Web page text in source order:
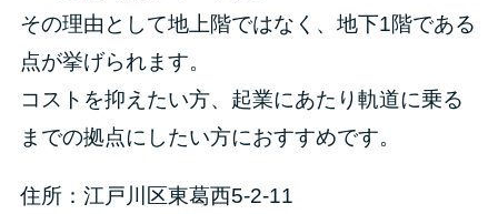
その理由として地上階ではなく、地下1階である
点が挙げられます。
コストを抑えたい方、起業にあたり軌道に乗る
までの拠点にしたい方におすすめです。
住所：江戸川区東葛西5-2-11